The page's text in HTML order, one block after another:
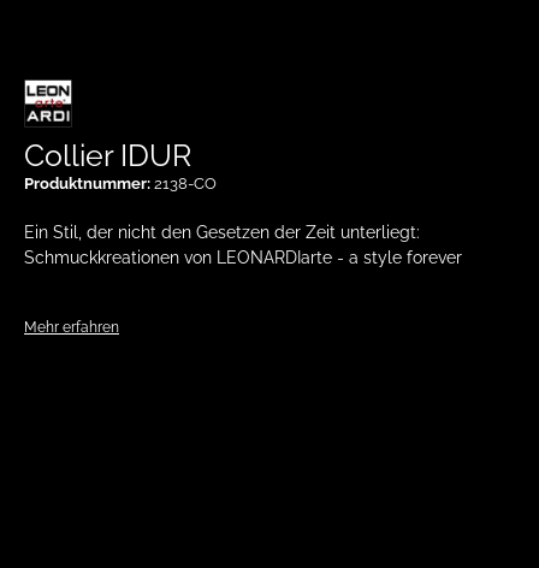
Ein Stil, der nicht den Gesetzen der Zeit unterliegt:
Schmuckkreationen von LEONARDIarte - a style forever
Mehr erfahren
Collier IDUR
Produktnummer: 2138-CO